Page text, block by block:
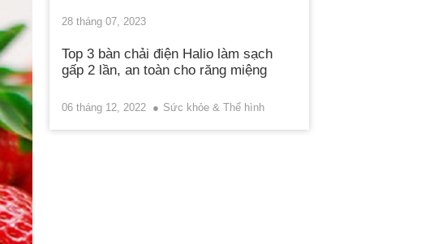
28 tháng 07, 2023
Top 3 bàn chải điện Halio làm sạch
gấp 2 lần, an toàn cho răng miệng
06 tháng 12, 2022 Sức khỏe & Thể hình